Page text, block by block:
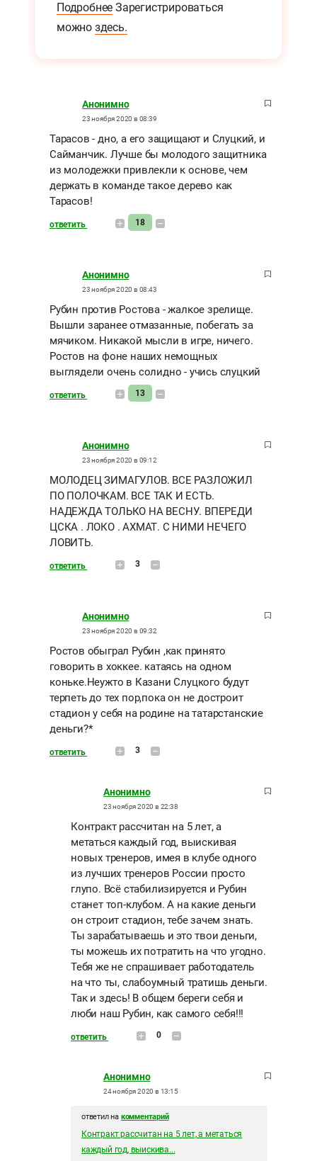
Подробнее Зарегистрироваться
можно здесь.
Анонимно
23 ноября 2020 в 08:39
Тарасов - дно, а его защищают и Слуцкий, и
Сайманчик. Лучше бы молодого защитника
из молодежки привлекли к основе, чем
держать в команде такое дерево как
Тарасов!
ответить 18
Анонимно
23 ноября 2020 в 08:43
Рубин против Ростова - жалкое зрелище.
Вышли заранее отмазанные, побегать за
мячиком. Никакой мысли в игре, ничего.
Ростов на фоне наших немощных
выглядели очень солидно - учись слуцкий
ответить 13
Анонимно
23 ноября 2020 в 09:12
МОЛОДЕЦ ЗИМАГУЛОВ. ВСЕ РАЗЛОЖИЛ
ПО ПОЛОЧКАМ. ВСЕ ТАК И ЕСТЬ.
НАДЕЖДА ТОЛЬКО НА ВЕСНУ. ВПЕРЕДИ
ЦСКА . ЛОКО . АХМАТ. С НИМИ НЕЧЕГО
ЛОВИТЬ.
ответить 3
Анонимно
23 ноября 2020 в 09:32
Ростов обыграл Рубин ,как принято
говорить в хоккее. катаясь на одном
коньке.Неужто в Казани Слуцкого будут
терпеть до тех пор,пока он не достроит
стадион у себя на родине на татарстанские
деньги?*
ответить 3
Анонимно
23 ноября 2020 в 22:38
Контракт рассчитан на 5 лет, а
метаться каждый год, выискивая
новых тренеров, имея в клубе одного
из лучших тренеров России просто
глупо. Всё стабилизируется и Рубин
станет топ-клубом. А на какие деньги
он строит стадион, тебе зачем знать.
Ты зарабатываешь и это твои деньги,
ты можешь их потратить на что угодно.
Тебя же не спрашивает работодатель
на что ты, слабоумный тратишь деньги.
Так и здесь! В общем береги себя и
люби наш Рубин, как самого себя!!!
ответить 0
Анонимно
24 ноября 2020 в 13:15
ответил на комментарий
Контракт рассчитан на 5 лет, а метаться
каждый год, выискива...